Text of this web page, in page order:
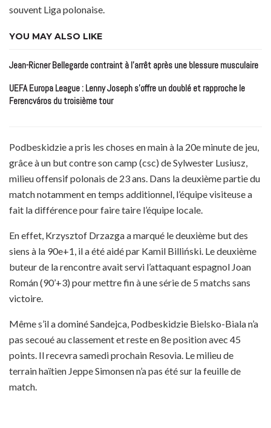
souvent Liga polonaise.
YOU MAY ALSO LIKE
Jean-Ricner Bellegarde contraint à l’arrêt après une blessure musculaire
UEFA Europa League : Lenny Joseph s’offre un doublé et rapproche le
Ferencváros du troisième tour
Podbeskidzie a pris les choses en main à la 20e minute de jeu,
grâce à un but contre son camp (csc) de Sylwester Lusiusz,
milieu offensif polonais de 23 ans. Dans la deuxième partie du
match notamment en temps additionnel, l’équipe visiteuse a
fait la différence pour faire taire l’équipe locale.
En effet, Krzysztof Drzazga a marqué le deuxième but des
siens à la 90e+1, il a été aidé par Kamil Billiński. Le deuxième
buteur de la rencontre avait servi l’attaquant espagnol Joan
Román (90’+3) pour mettre fin à une série de 5 matchs sans
victoire.
Même s’il a dominé Sandejca, Podbeskidzie Bielsko-Biala n’a
pas secoué au classement et reste en 8e position avec 45
points. Il recevra samedi prochain Resovia. Le milieu de
terrain haïtien Jeppe Simonsen n’a pas été sur la feuille de
match.